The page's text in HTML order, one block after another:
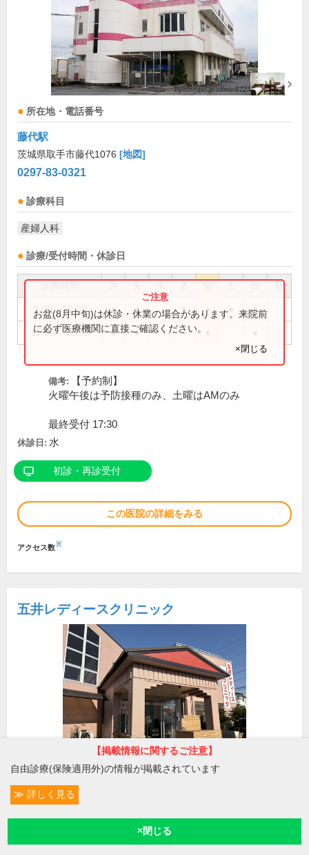
所在地・電話番号
藤代駅
茨城県取手市藤代1076 [地図]
0297-83-0321
診療科目
産婦人科
診療/受付時間・休診日
祝
9:00～12:00 ● ● ● ● ●
15:00～18:00 ● ● ●
お盆(8月中旬)は休診・休業の場合があります。来院前
に必ず医療機関に直接ご確認ください。
×閉じる
備考:
【予約制】
火曜午後は予防接種のみ、土曜はAMのみ
最終受付 17:30
休診日: 水
初診・再診受付
この医院の詳細をみる
アクセス数※
五井レディースクリニック
五井駅
千葉県市原市五井2290[地図]
【掲載情報に関するご注意】
自由診療(保険適用外)の情報が掲載されています
詳しく見る